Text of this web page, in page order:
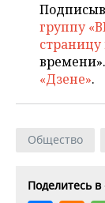
ОТКРЫТАЯ
БАСКЕТБОЛ
ВОЛЕЙБОЛ
КИБЕРСПОРТ
ХОККЕЙ С
ИСТОРИЯ
КУЛЬТУРА
СПРАВОЧНИК
СПИСОК
СПИСОК
ПОЛНАЯ
группу
страницу
«Дзене».
Общество
Поделитесь в